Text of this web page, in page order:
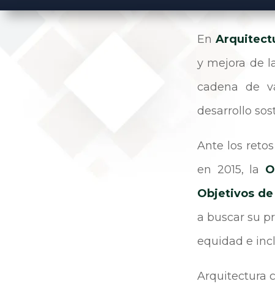
En
y mejora de
cadena de
desarrollo
Ante los
en 2015, la
Objetivos de
a buscar su
equidad e
Arquitectura